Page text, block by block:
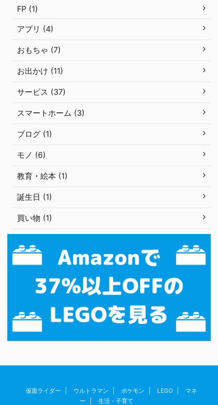
FP (1)
アプリ (4)
おもちゃ (7)
お出かけ (11)
サービス (37)
スマートホーム (3)
ブログ (1)
モノ (6)
教育・絵本 (1)
誕生日 (1)
買い物 (1)
仮面ライダー ウルトラマン ポケモン LEGO
マネ
ー
生活・子育て